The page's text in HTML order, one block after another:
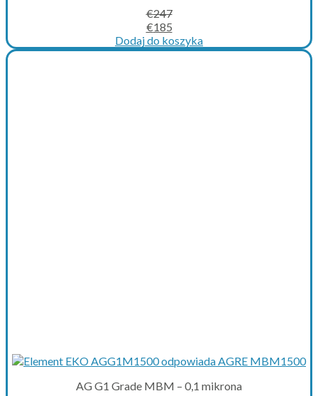
€247
Original
price
was:
€185Current
price
is:
Dodaj do koszyka
AG G1 Grade MBM – 0,1 mikrona